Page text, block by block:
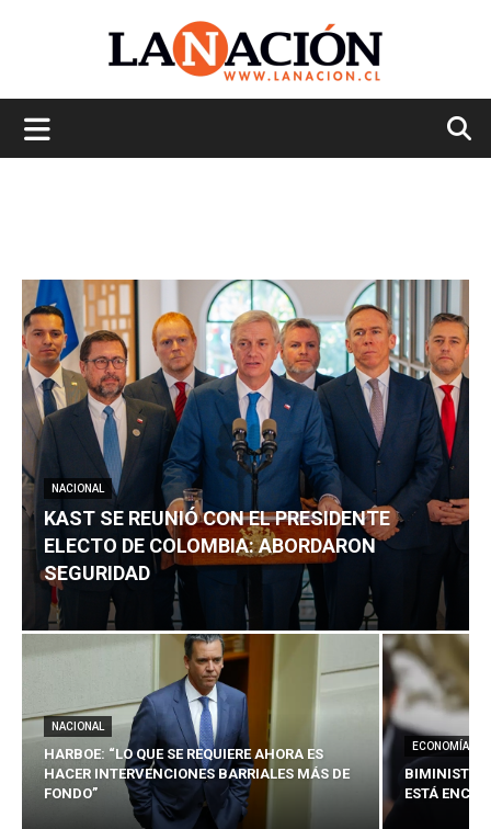
NACIONAL
KAST SE REUNIÓ CON EL PRESIDENTE
ELECTO DE COLOMBIA: ABORDARON
SEGURIDAD
NACIONAL
HARBOE: “LO QUE SE REQUIERE AHORA ES
HACER INTERVENCIONES BARRIALES MÁS DE
FONDO”
ECONOMÍA
BIMINISTRO
ESTÁ